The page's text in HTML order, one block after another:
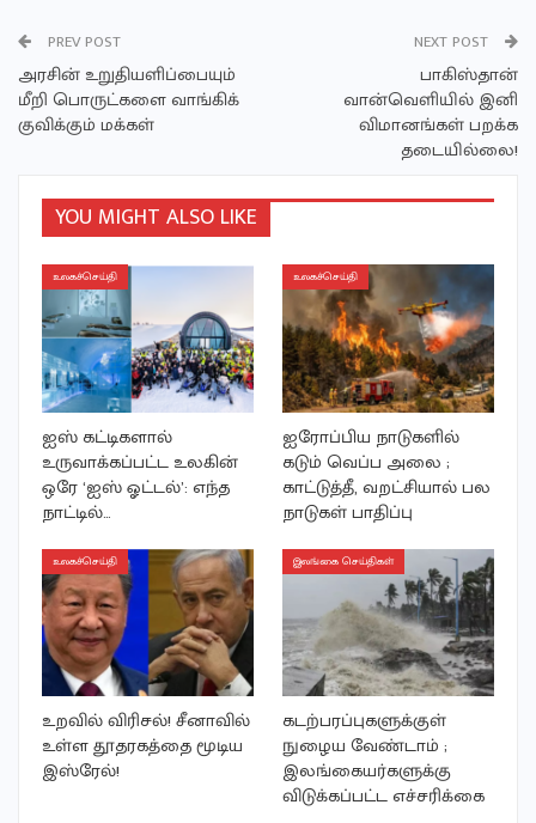
PREV POST
அரசின் உறுதியளிப்பையும்
மீறி பொருட்களை வாங்கிக்
குவிக்கும் மக்கள்
NEXT POST
பாகிஸ்தான்
வான்வெளியில் இனி
விமானங்கள் பறக்க
தடையில்லை!
YOU MIGHT ALSO LIKE
உலகச்செய்தி
ஐஸ் கட்டிகளால்
உருவாக்கப்பட்ட உலகின்
ஒரே ‘ஐஸ் ஓட்டல்’: எந்த
நாட்டில்…
உலகச்செய்தி
ஐரோப்பிய நாடுகளில்
கடும் வெப்ப அலை ;
காட்டுத்தீ, வறட்சியால் பல
நாடுகள் பாதிப்பு
உலகச்செய்தி
உறவில் விரிசல்! சீனாவில்
உள்ள தூதரகத்தை மூடிய
இஸ்ரேல்!
இலங்கை செய்திகள்
கடற்பரப்புகளுக்குள்
நுழைய வேண்டாம் ;
இலங்கையர்களுக்கு
விடுக்கப்பட்ட எச்சரிக்கை